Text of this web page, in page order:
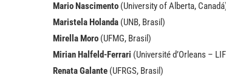
Mario Nascimento (University of Alberta,
Maristela Holanda (UNB, Brasil)
Mirella Moro (UFMG, Brasil)
Mirian Halfeld-Ferrari (Université d’Orleans –
Renata Galante (UFRGS, Brasil)